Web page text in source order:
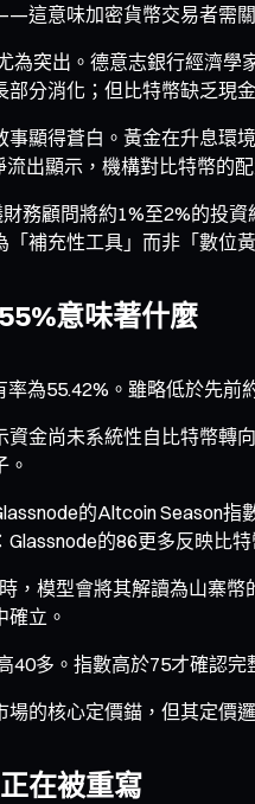
這意味加密貨幣交易者需
為突出。德意志銀行經濟
分消化；但比特幣缺乏現
事顯得蒼白。黃金在升息
出顯示，機構對比特幣的
務顧問將約1%至2%的投
補充性工具」而非「數位
意味著什麼
為55.42%。雖略低於先
金尚未系統性自比特幣
的Altcoin Season
的86更多反映比
，模型會將其解讀為山寨
立。
40多。指數高於75才確認
的核心定價錨，但其定價
在被重寫